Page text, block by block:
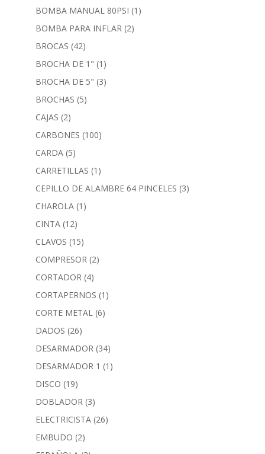
BOMBA MANUAL 80PSI (1)
BOMBA PARA INFLAR (2)
BROCAS (42)
BROCHA DE 1" (1)
BROCHA DE 5" (3)
BROCHAS (5)
CAJAS (2)
CARBONES (100)
CARDA (5)
CARRETILLAS (1)
CEPILLO DE ALAMBRE 64 PINCELES (3)
CHAROLA (1)
CINTA (12)
CLAVOS (15)
COMPRESOR (2)
CORTADOR (4)
CORTAPERNOS (1)
CORTE METAL (6)
DADOS (26)
DESARMADOR (34)
DESARMADOR 1 (1)
DISCO (19)
DOBLADOR (3)
ELECTRICISTA (26)
EMBUDO (2)